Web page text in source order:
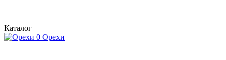
Каталог
Орехи